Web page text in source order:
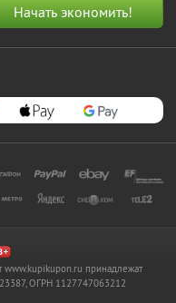
www.kupikupon.ru принадлежат
ОГРН 1127747063212